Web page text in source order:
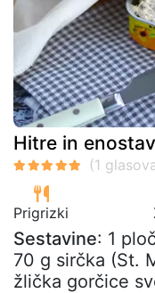
Hitre in
Prigrizki
Sestavine: 1
70 g sirčka (St.
žlička gorčice